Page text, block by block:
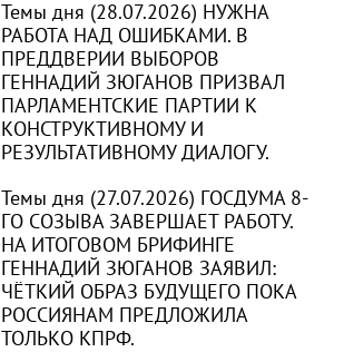
Темы дня (28.07.2026) НУЖНА
РАБОТА НАД ОШИБКАМИ. В
ПРЕДДВЕРИИ ВЫБОРОВ
ГЕННАДИЙ ЗЮГАНОВ ПРИЗВАЛ
ПАРЛАМЕНТСКИЕ ПАРТИИ К
КОНСТРУКТИВНОМУ И
РЕЗУЛЬТАТИВНОМУ ДИАЛОГУ.
Темы дня (27.07.2026) ГОСДУМА 8-
ГО СОЗЫВА ЗАВЕРШАЕТ РАБОТУ.
НА ИТОГОВОМ БРИФИНГЕ
ГЕННАДИЙ ЗЮГАНОВ ЗАЯВИЛ:
ЧЁТКИЙ ОБРАЗ БУДУЩЕГО ПОКА
РОССИЯНАМ ПРЕДЛОЖИЛА
ТОЛЬКО КПРФ.